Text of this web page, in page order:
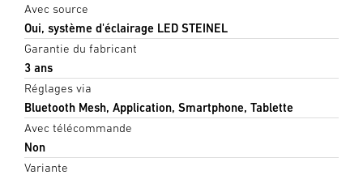
Avec source
Oui, système d'éclairage LED STEINEL
Garantie du fabricant
3 ans
Réglages via
Bluetooth Mesh, Application, Smartphone, Tablette
Avec télécommande
Non
Variante